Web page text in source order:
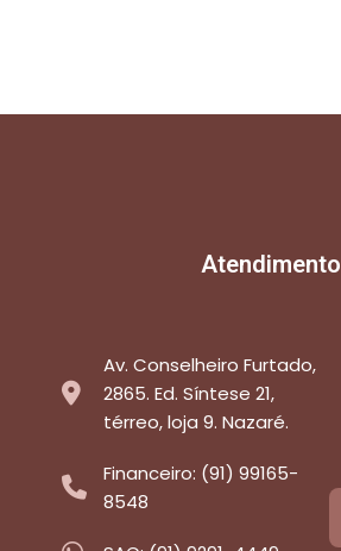
Atendimento
Av. Conselheiro Furtado,
2865. Ed. Síntese 21,
térreo, loja 9. Nazaré.
Financeiro: (91) 99165-
8548